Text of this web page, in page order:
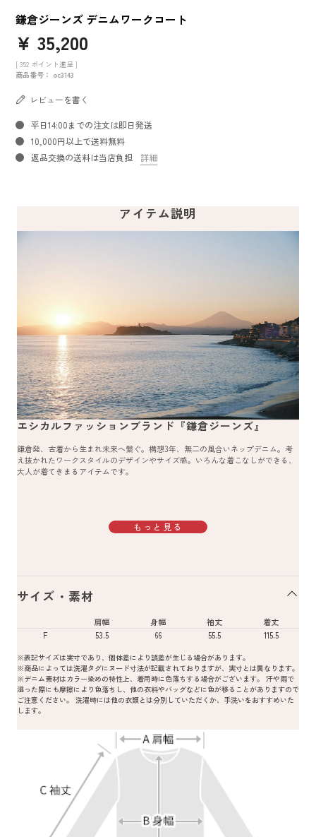
鎌倉ジーンズ デニムワークコート
¥ 35,200
[ 352 ポイント進呈 ]
商品番号
oc3143
レビューを書く
平日14:00までの注文は即日発送
10,000円以上で送料無料
返品交換の送料は当店負担
詳細
アイテム説明
エシカルファッションブランド『鎌倉ジーンズ』
鎌倉発、古着から生まれ未来へ繋ぐ。構想3年、無二の風合いネップデニム。考
え抜かれたワークスタイルのデザインやサイズ感。いろんな着こなしができる、
大人が着てきまるアイテムです。
もっと見る
サイズ・素材
肩幅 身幅 袖丈
着丈
F
53.5 66 55.5 115.5
※表記サイズは実寸であり、個体差により誤差が生じる場合があります。
※商品によっては洗濯タグにヌード寸法が記載されておりますが、実寸とは異なります。
※デニム素材はカラー染めの特性上、着用時に色落ちする場合がございます。 汗や雨で
湿った際にも摩擦により色落ちし、他の衣料やバッグなどに色が移ることがありますので
ご注意ください。 洗濯時には他の衣類とは分別していただくか、手洗いをおすすめいた
します。